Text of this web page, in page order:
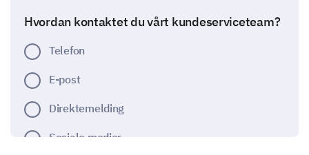
Hvordan kontaktet du vårt kundeserviceteam?
Telefon
E-post
Direktemelding
Sosiale medier